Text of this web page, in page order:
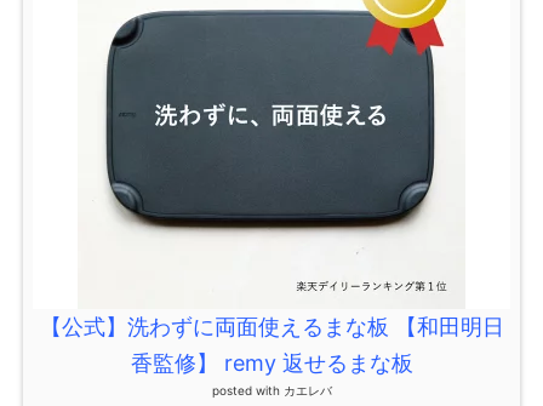
【公式】洗わずに両面使えるまな板 【和田明日
香監修】 remy 返せるまな板
posted with カエレバ